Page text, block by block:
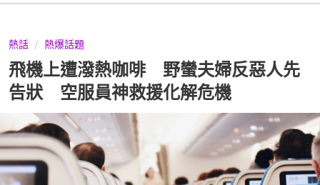
熱話 熱爆話題
飛機上遭潑熱咖啡 野蠻夫婦反惡人先
告狀 空服員神救援化解危機